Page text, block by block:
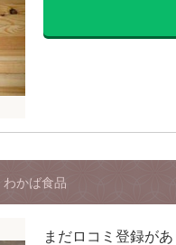
わかば食品
まだロコミ登録があ